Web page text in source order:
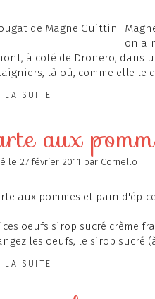
on
à coté de Dronero,
là où, comme elle le
LA SUITE
aux
le 27 février 2011 par Cornello
oeufs sirop sucré crème
les oeufs, le sirop sucré
LA SUITE